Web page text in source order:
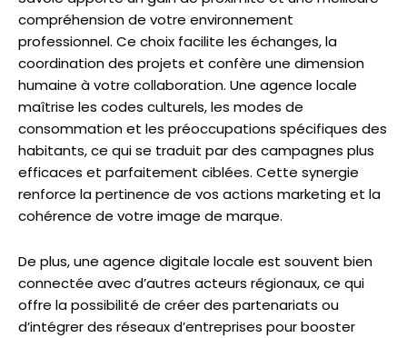
compréhension de votre environnement
professionnel. Ce choix facilite les échanges, la
coordination des projets et confère une dimension
humaine à votre collaboration. Une agence locale
maîtrise les codes culturels, les modes de
consommation et les préoccupations spécifiques des
habitants, ce qui se traduit par des campagnes plus
efficaces et parfaitement ciblées. Cette synergie
renforce la pertinence de vos actions marketing et la
cohérence de votre image de marque.
De plus, une agence digitale locale est souvent bien
connectée avec d’autres acteurs régionaux, ce qui
offre la possibilité de créer des partenariats ou
d’intégrer des réseaux d’entreprises pour booster